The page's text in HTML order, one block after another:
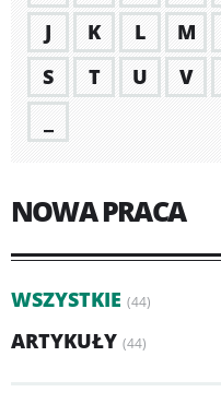
J
K L M
S
T U V
NOWA PRACA
WSZYSTKIE (44)
ARTYKUŁY (44)